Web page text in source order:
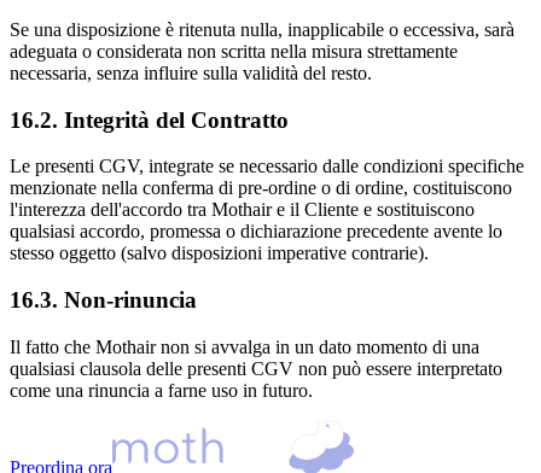
Se una disposizione è ritenuta nulla, inapplicabile o eccessiva, sarà
adeguata o considerata non scritta nella misura strettamente
necessaria, senza influire sulla validità del resto.
16.2. Integrità del Contratto
Le presenti CGV, integrate se necessario dalle condizioni specifiche
menzionate nella conferma di pre‑ordine o di ordine, costituiscono
l'interezza dell'accordo tra Mothair e il Cliente e sostituiscono
qualsiasi accordo, promessa o dichiarazione precedente avente lo
stesso oggetto (salvo disposizioni imperative contrarie).
16.3. Non‑rinuncia
Il fatto che Mothair non si avvalga in un dato momento di una
qualsiasi clausola delle presenti CGV non può essere interpretato
come una rinuncia a farne uso in futuro.
Preordina ora